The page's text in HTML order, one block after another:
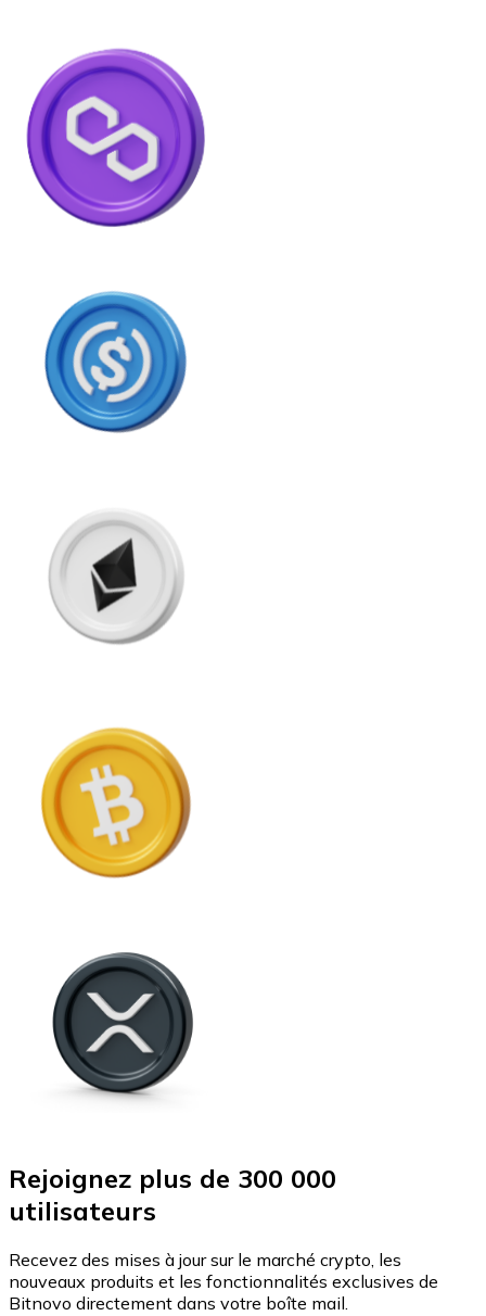
Rejoignez plus de 300 000
utilisateurs
Recevez des mises à jour sur le marché crypto, les
nouveaux produits et les fonctionnalités exclusives de
Bitnovo directement dans votre boîte mail.